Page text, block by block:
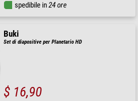
spedibile in24 ore
Buki
Set di diapositive per Planetario HD
$ 16,90